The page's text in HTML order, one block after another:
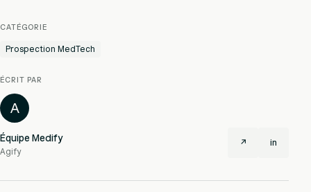
CATÉGORIE
Prospection MedTech
ÉCRIT PAR
A
Équipe Medify
Agify
↗ in